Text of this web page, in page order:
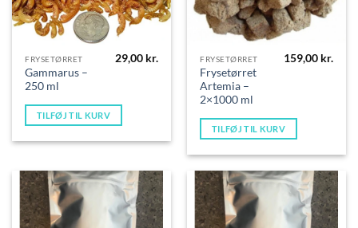
FRYSETØRRET
Gammarus –
250 ml
29,00 kr.
TILFØJ TIL KURV
FRYSETØRRET
Frysetørret
Artemia –
2×1000 ml
159,00 kr.
TILFØJ TIL KURV